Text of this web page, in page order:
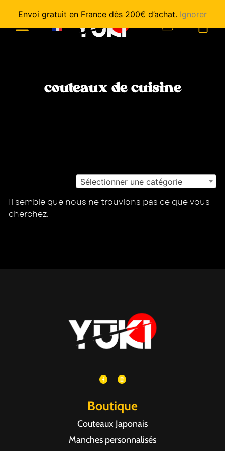
Envoi gratuit en France dès 200€ d’achat. Ignorer
couteaux de cuisine
Sélectionner une catégorie
Il semble que nous ne trouvions pas ce que vous
cherchez.
Boutique
Couteaux Japonais
Manches personnalisés